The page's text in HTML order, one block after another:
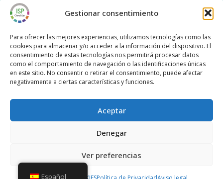
Gestionar consentimiento
Para ofrecer las mejores experiencias, utilizamos tecnologías como las
cookies para almacenar y/o acceder a la información del dispositivo. El
consentimiento de estas tecnologías nos permitirá procesar datos
como el comportamiento de navegación o las identificaciones únicas
en este sitio. No consentir o retirar el consentimiento, puede afectar
negativamente a ciertas características y funciones.
Aceptar
Denegar
Ver preferencias
AVISO LEGAL
ÚLTIMAS ENTRADAS EN NUESTRO BLOG
Nueva versión ISP Gestión 6.2
Nueva versión ISP Gestión 6.01
Nueva versión ISP Gestión 6.0
Nueva versión ISP Gestión 5.13
Español